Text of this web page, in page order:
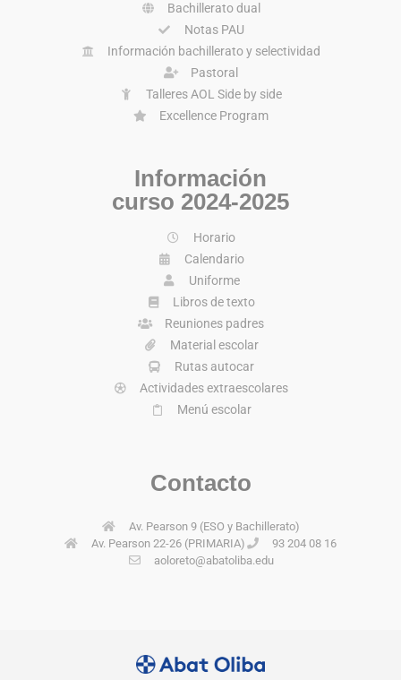
Bachillerato dual
Notas PAU
Información bachillerato y selectividad
Pastoral
Talleres AOL Side by side
Excellence Program
Información
curso 2024-2025
Horario
Calendario
Uniforme
Libros de texto
Reuniones padres
Material escolar
Rutas autocar
Actividades extraescolares
Menú escolar
Contacto
Av. Pearson 9 (ESO y Bachillerato)
Av. Pearson 22-26 (PRIMARIA)
93 204 08 16
aoloreto@abatoliba.edu